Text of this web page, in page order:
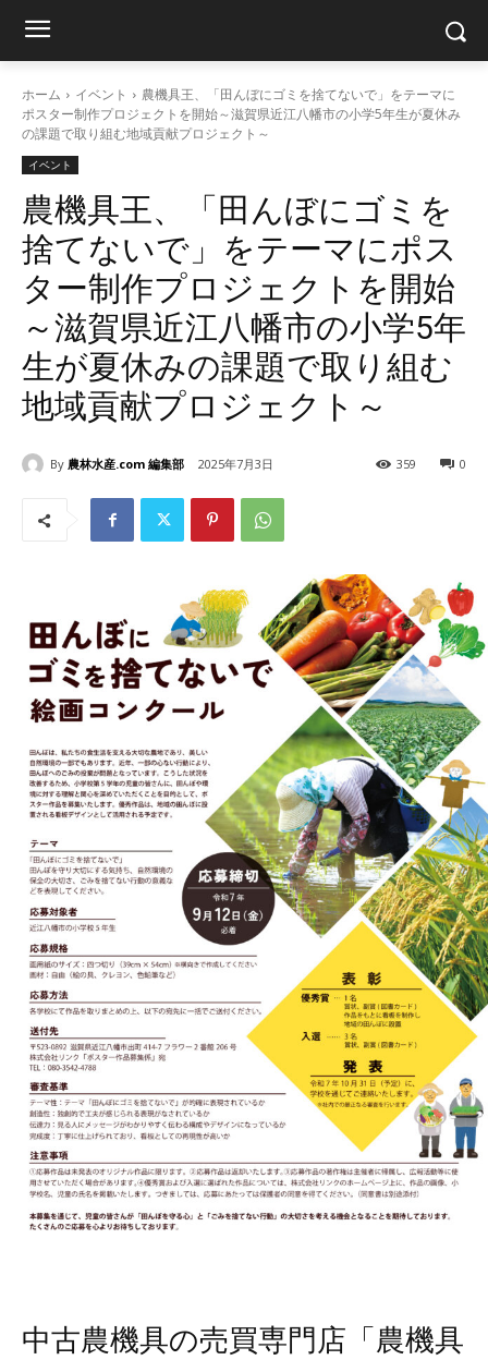
ホーム イベント
農機具王、「田んぼにゴミを捨てないで」をテーマに
ポスター制作プロジェクトを開始～滋賀県近江八幡市の小学5年生が夏休み
の課題で取り組む地域貢献プロジェクト～
イベント
農機具王、「田んぼにゴミを
捨てないで」をテーマにポス
ター制作プロジェクトを開始
～滋賀県近江八幡市の小学5年
生が夏休みの課題で取り組む
地域貢献プロジェクト～
By 農林水産.com 編集部 2025年7月3日 0
359
中古農機具の売買専門店「農機具